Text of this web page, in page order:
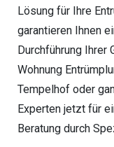
Lösung für Ihre
garantieren Ihnen
Durchführung Ihrer
Wohnung
Tempelhof oder
Experten jetzt für
Beratung durch